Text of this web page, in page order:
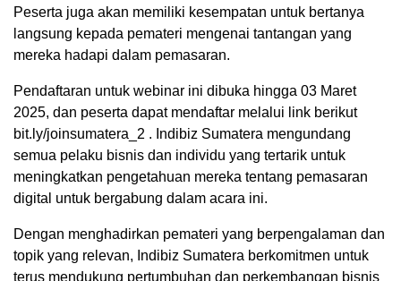
Peserta juga akan memiliki kesempatan untuk bertanya
langsung kepada pemateri mengenai tantangan yang
mereka hadapi dalam pemasaran.
Pendaftaran untuk webinar ini dibuka hingga 03 Maret
2025, dan peserta dapat mendaftar melalui link berikut
bit.ly/joinsumatera_2 . Indibiz Sumatera mengundang
semua pelaku bisnis dan individu yang tertarik untuk
meningkatkan pengetahuan mereka tentang pemasaran
digital untuk bergabung dalam acara ini.
Dengan menghadirkan pemateri yang berpengalaman dan
topik yang relevan, Indibiz Sumatera berkomitmen untuk
terus mendukung pertumbuhan dan perkembangan bisnis